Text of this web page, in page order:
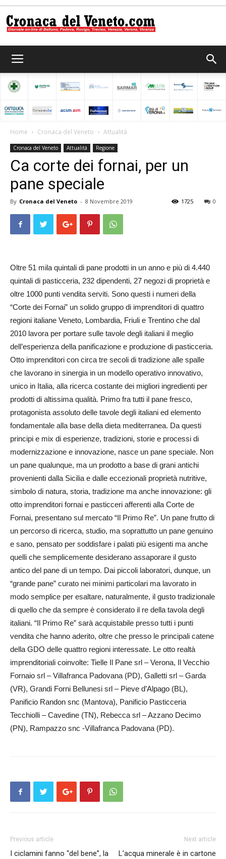
del
Veneto
Home Cronaca del Veneto Attualità
Cronaca del Veneto Attualità Regione
Ca corte dei fornai, per un
pane speciale
By Cronaca del Veneto - 8 Novembre 2019 0
1725
Oltre 51 mila quintali di pane prodotti in un anno e più di 4.440
quintali di pasticceria, 232 dipendenti, 27 negozi di proprietà e
oltre 1000 punti vendita serviti. Sono questi i numeri della
“Corte dei Fornai” un solido gruppo di imprenditori di quattro
regioni italiane Veneto, Lombardia, Friuli e Trentino che dal
2010 lavora per portare sulle tavole degli italiani il meglio
dell’esperienza della panificazione e produzione di pasticceria.
Otto imprenditori con circa tre secoli di tradizione alle spalle
che lavorano in sinergia in un modello operativo innovativo,
unico in Italia, alla ricerca costante dei migliori ingredienti per
prodotti di altissima qualità. Primo fra tutti il pane fresco,
protagonista assoluto delle tavole degli italiani ed elemento
fondamentale alla base della dieta mediterranea. Da questi
principi e mix di esperienze, tradizioni, storie e processi di
modernizzazione e innovazione, nasce un pane speciale. Non
un pane qualunque, ma un prodotto a base di grani antichi
provenienti dalla Sicilia e dalle eccezionali proprietà nutritive,
simbolo di natura, storia, tradizione ma anche innovazione: gli
otto imprenditori fornai e pasticceri afferenti alla Corte de
Fornai, presentano sul mercato “Il Primo Re”. Un pane frutto di
un percorso di ricerca, studio, ma soprattutto un pane genuino
e sano, pensato per soddisfare i palati più esigenti ma anche
quelli che semplicemente desiderano assaporare il gusto
antico del pane di un tempo. Dai piccoli laboratori, dunque, un
“grande pane” curato nei minimi particolari ma lavorato in
modo semplice per esaltare, naturalmente, il gusto tradizionale
di quello che da sempre è considerato il re della tavola degli
italiani. “Il Primo Re” sarà acquistabile presso tutti i punti
vendita che hanno aderito, oltre che presso le principali catene
della GDO delle quattro regioni interessate. Le otto realtà
imprenditoriali coinvolte: Tielle Il Pane srl – Verona, Il Vecchio
Fornaio srl – Villafranca Padovana (PD), Galletti srl – Garda
(VR), Grandi Forni Bellunesi srl – Pieve d’Alpago (BL),
Panificio Randon snc (Mantova), Panificio Pas­ticceria
Tecchiolli – Cavedine (TN), Rebecca srl – Azzano Decimo
(PN), Rampazzo snc -Villafranca Padovana (PD).
Previous article
I ciclamini fanno “del bene”, la
Next article
L’acqua minerale è in cartone